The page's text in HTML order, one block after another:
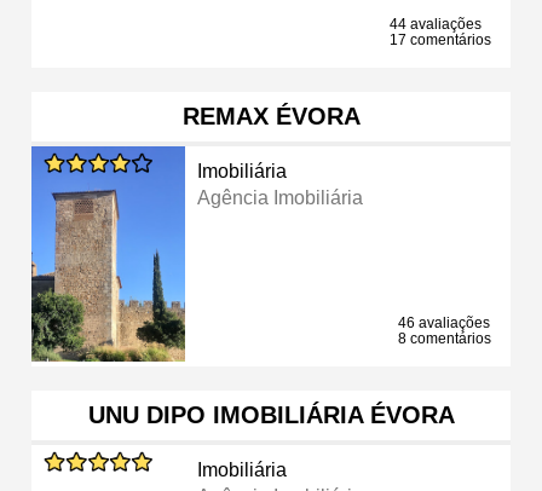
44 avaliações
17 comentários
REMAX ÉVORA
Imobiliária
Agência Imobiliária
46 avaliações
8 comentários
UNU DIPO IMOBILIÁRIA ÉVORA
Imobiliária